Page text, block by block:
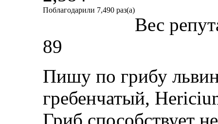
Поблагодарили 7,490 раз(а)
Вес
89
Пишу по грибу
гребенчатый,